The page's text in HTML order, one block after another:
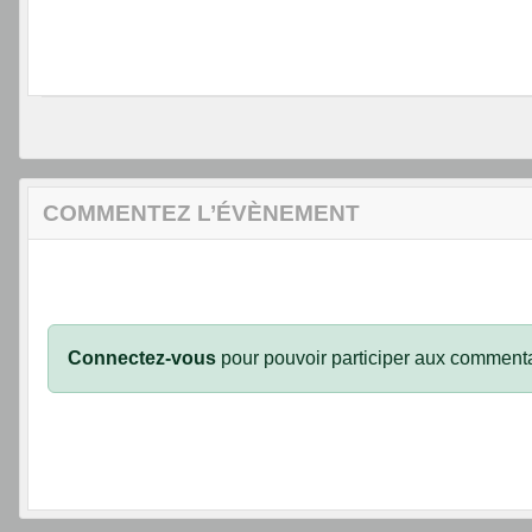
COMMENTEZ L’ÉVÈNEMENT
Connectez-vous pour pouvoir participer aux